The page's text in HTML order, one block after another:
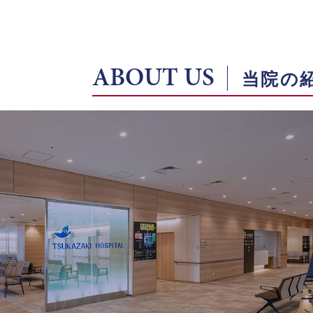
ABOUT US 当院の